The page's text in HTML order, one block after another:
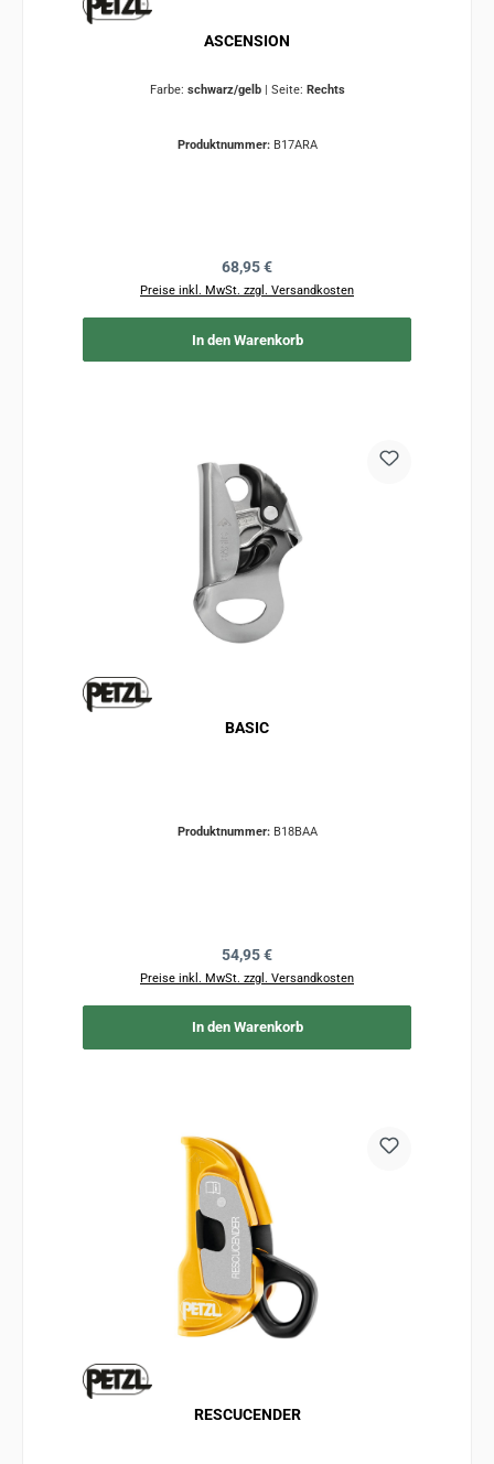
ASCENSION
Farbe: schwarz/gelb | Seite: Rechts
Produktnummer: B17ARA
Regulärer Preis:
68,95 €
Preise inkl. MwSt. zzgl. Versandkosten
In den Warenkorb
BASIC
Produktnummer: B18BAA
Regulärer Preis:
54,95 €
Preise inkl. MwSt. zzgl. Versandkosten
In den Warenkorb
RESCUCENDER